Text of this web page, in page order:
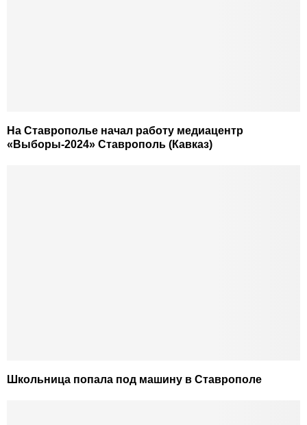
На Ставрополье начал работу медиацентр
«Выборы-2024» Ставрополь (Кавказ)
Школьница попала под машину в Ставрополе